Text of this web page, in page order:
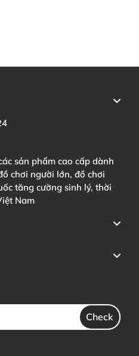
sản phẩm cao cấp dành
chơi người lớn, đồ chơi
tăng cường sinh lý, thời
Nam
Check